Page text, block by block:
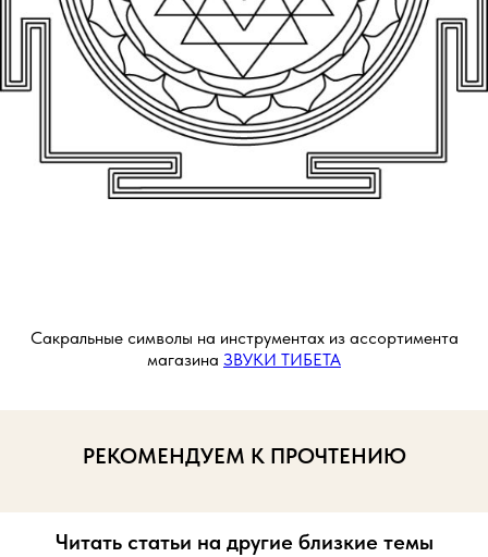
Сакральные символы на инструментах из ассортимента
магазина ЗВУКИ ТИБЕТА
РЕКОМЕНДУЕМ К ПРОЧТЕНИЮ
Читать статьи на другие близкие темы